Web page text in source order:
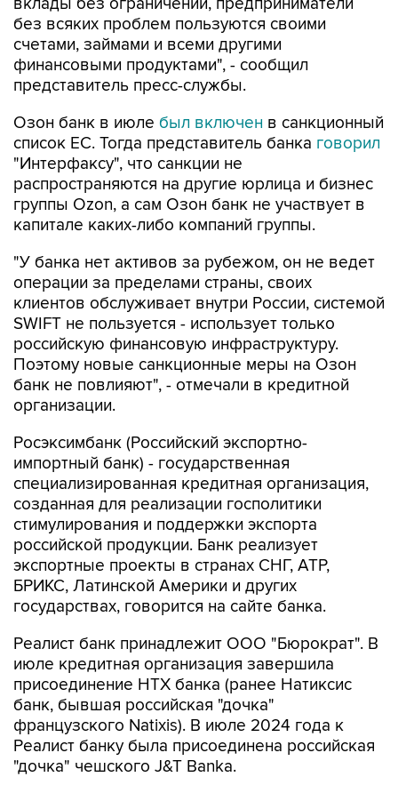
без всяких проблем пользуются своими
счетами, займами и всеми другими
финансовыми продуктами", - сообщил
представитель пресс-службы.
Озон банк в июле был включен в санкционный
список ЕС. Тогда представитель банка говорил
"Интерфаксу", что санкции не
распространяются на другие юрлица и бизнес
группы Ozon, а сам Озон банк не участвует в
капитале каких-либо компаний группы.
"У банка нет активов за рубежом, он не ведет
операции за пределами страны, своих
клиентов обслуживает внутри России, системой
SWIFT не пользуется - использует только
российскую финансовую инфраструктуру.
Поэтому новые санкционные меры на Озон
банк не повлияют", - отмечали в кредитной
организации.
Росэксимбанк (Российский экспортно-
импортный банк) - государственная
специализированная кредитная организация,
созданная для реализации госполитики
стимулирования и поддержки экспорта
российской продукции. Банк реализует
экспортные проекты в странах СНГ, АТР,
БРИКС, Латинской Америки и других
государствах, говорится на сайте банка.
Реалист банк принадлежит ООО "Бюрократ". В
июле кредитная организация завершила
присоединение НТХ банка (ранее Натиксис
банк, бывшая российская "дочка"
французского Natixis). В июле 2024 года к
Реалист банку была присоединена российская
"дочка" чешского J&T Banka.